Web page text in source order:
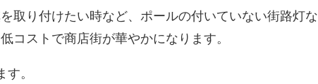
取り付けたい時など、ポールの付いていない街路灯な
コストで商店街が華やかになります。
。